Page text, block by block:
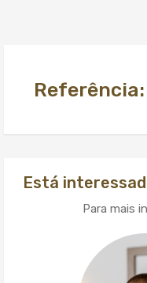
Referência:
Está
Para mais